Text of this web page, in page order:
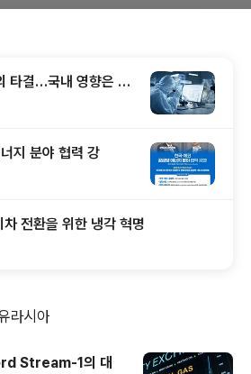
타결…국내 영향은 크
지 분야 협력 강
전환을 위한 냉각 혁명
라시아
Stream-1의 대